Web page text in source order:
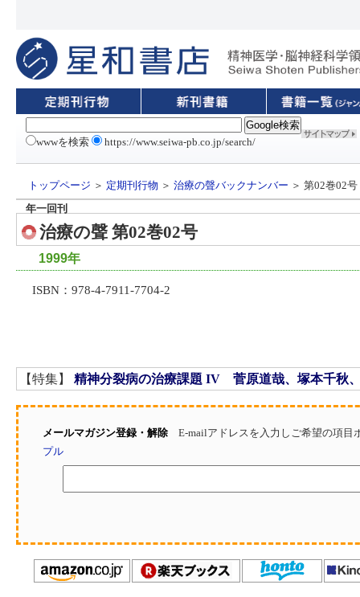
wwwを検索 https://www.seiwa-pb.co.jp/search/
トップページ ＞ 定期刊行物 ＞ 治療の聲バックナンバー ＞ 第02巻02号
年一回刊
治療の聲 第02巻02号
1999年
ISBN：978-4-7911-7704-2
【特集】 精神分裂病の治療課題 IV 菅原道哉、塚本千秋
メールマガジン登録・解除 E-mailアドレスを入力しご希望の項目
プル